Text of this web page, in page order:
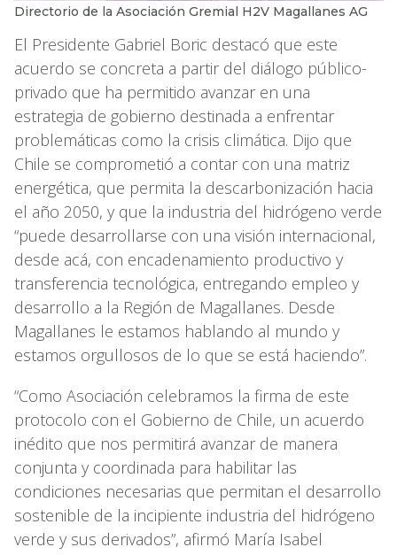
Directorio de la Asociación Gremial H2V Magallanes AG
El Presidente Gabriel Boric destacó que este
acuerdo se concreta a partir del diálogo público-
privado que ha permitido avanzar en una
estrategia de gobierno destinada a enfrentar
problemáticas como la crisis climática. Dijo que
Chile se comprometió a contar con una matriz
energética, que permita la descarbonización hacia
el año 2050, y que la industria del hidrógeno verde
“puede desarrollarse con una visión internacional,
desde acá, con encadenamiento productivo y
transferencia tecnológica, entregando empleo y
desarrollo a la Región de Magallanes. Desde
Magallanes le estamos hablando al mundo y
estamos orgullosos de lo que se está haciendo”.
“Como Asociación celebramos la firma de este
protocolo con el Gobierno de Chile, un acuerdo
inédito que nos permitirá avanzar de manera
conjunta y coordinada para habilitar las
condiciones necesarias que permitan el desarrollo
sostenible de la incipiente industria del hidrógeno
verde y sus derivados”, afirmó María Isabel